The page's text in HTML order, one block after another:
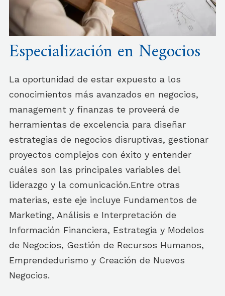
Especialización en Negocios
La oportunidad de estar expuesto a los
conocimientos más avanzados en negocios,
management y finanzas te proveerá de
herramientas de excelencia para diseñar
estrategias de negocios disruptivas, gestionar
proyectos complejos con éxito y entender
cuáles son las principales variables del
liderazgo y la comunicación.Entre otras
materias, este eje incluye Fundamentos de
Marketing, Análisis e Interpretación de
Información Financiera, Estrategia y Modelos
de Negocios, Gestión de Recursos Humanos,
Emprendedurismo y Creación de Nuevos
Negocios.